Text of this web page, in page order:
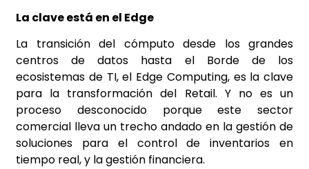
La clave está en el Edge
La transición del cómputo desde los grandes
centros de datos hasta el Borde de los
ecosistemas de TI, el Edge Computing, es la clave
para la transformación del Retail. Y no es un
proceso desconocido porque este sector
comercial lleva un trecho andado en la gestión de
soluciones para el control de inventarios en
tiempo real, y la gestión financiera.